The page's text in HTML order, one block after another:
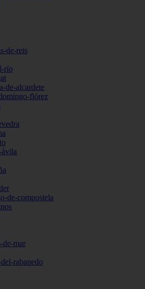
de-reis
río
de-alcardete
flórez
de-compostela
de-mar
rabanedo